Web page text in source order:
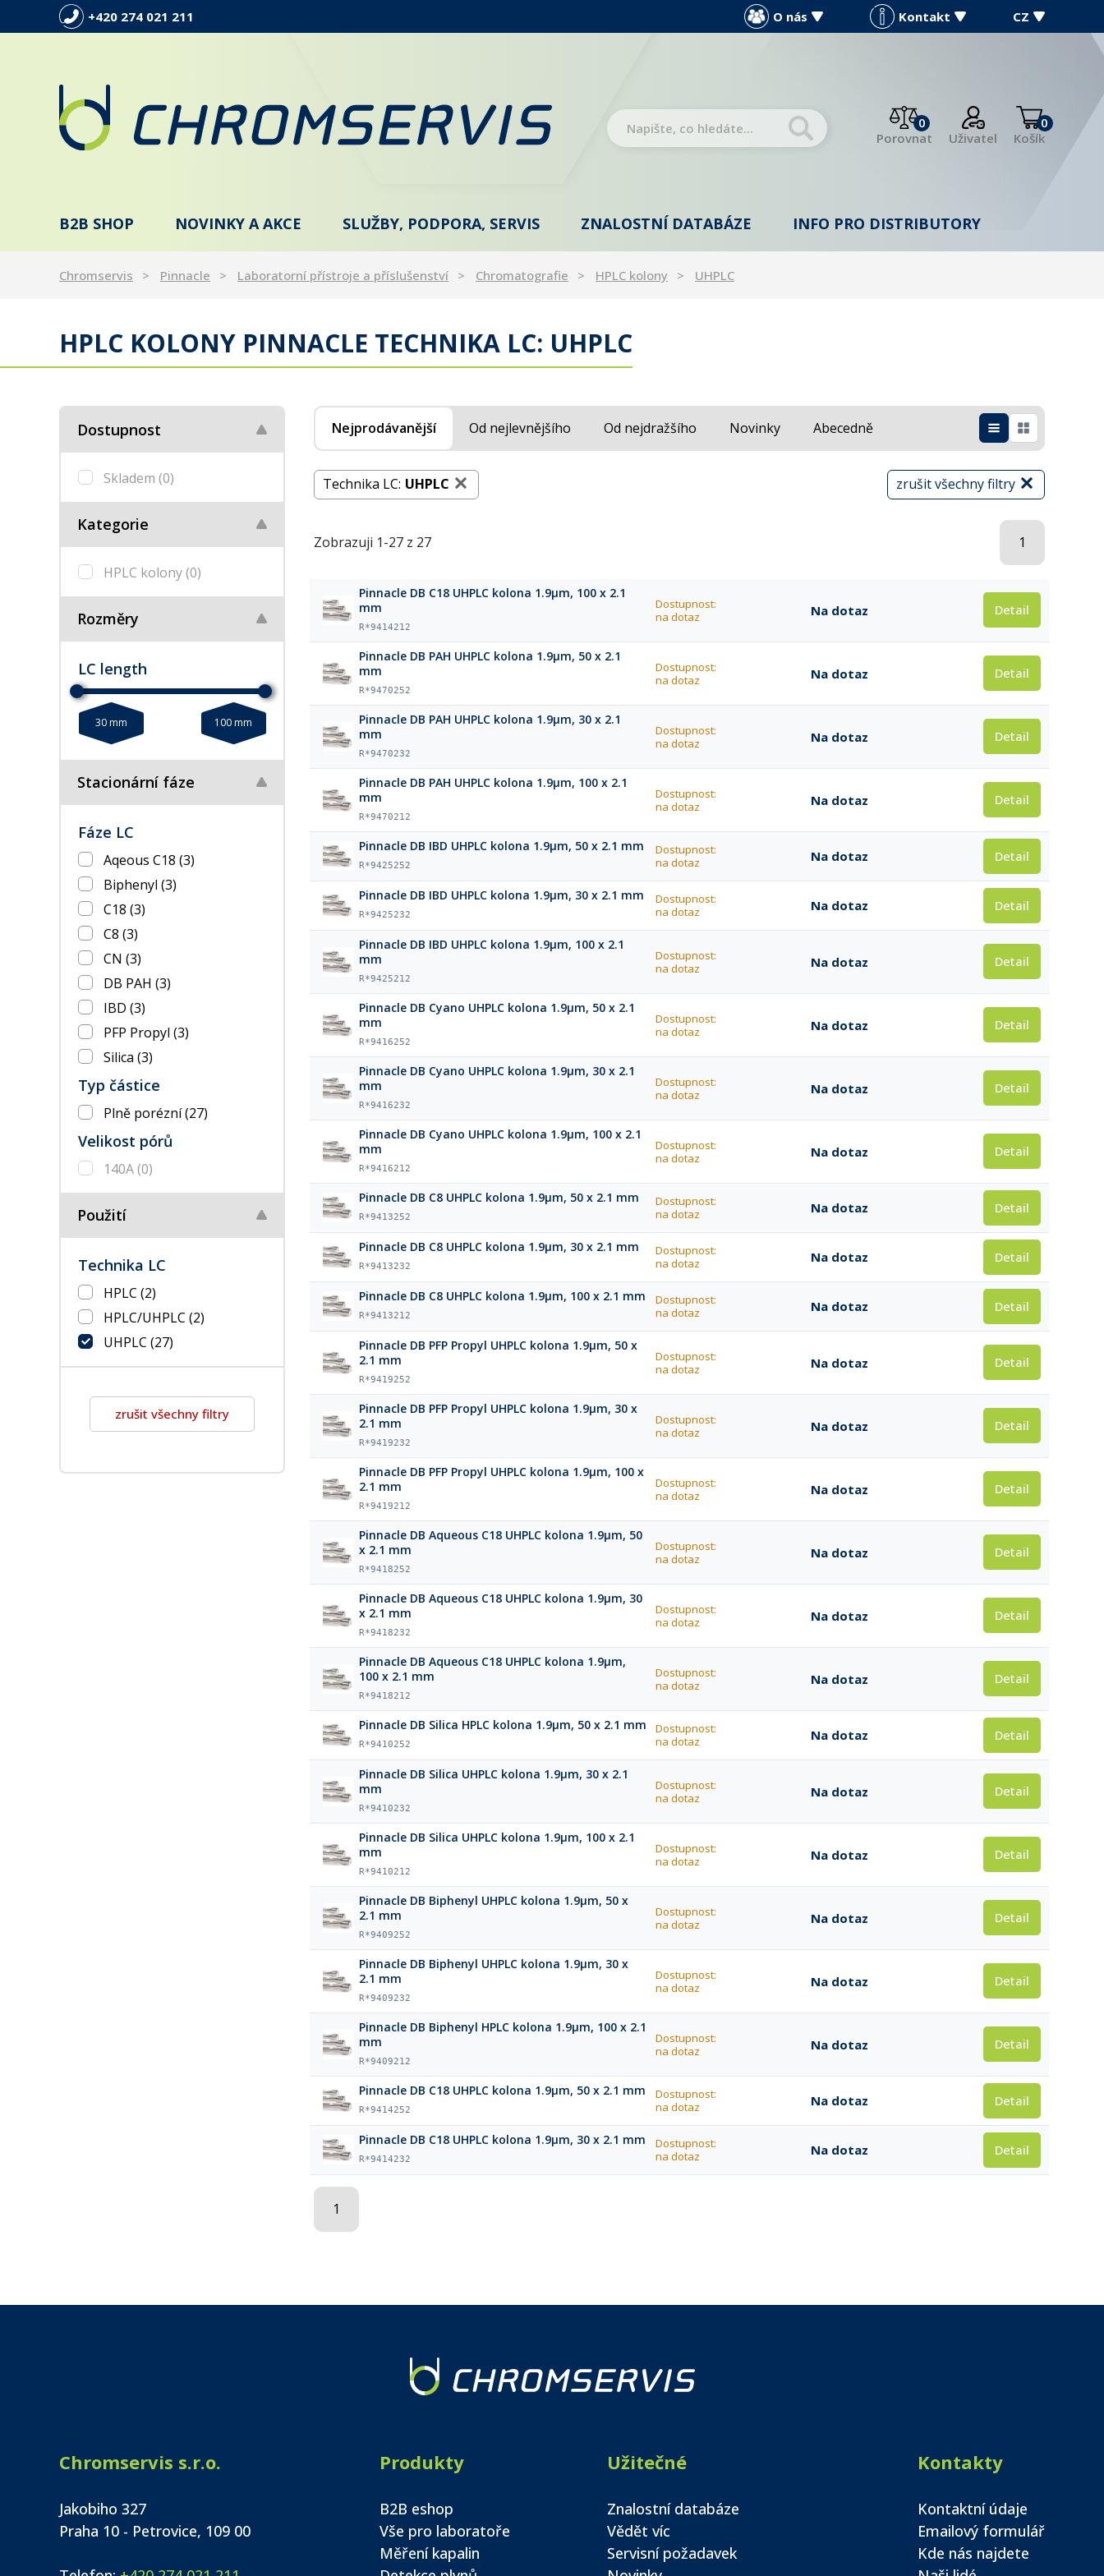
+420 274 021 211 O nás Kontakt CZ
0
Porovnat
Uživatel
0
Košík
B2B SHOP NOVINKY A AKCE SLUŽBY, PODPORA, SERVIS ZNALOSTNÍ DATABÁZE INFO PRO DISTRIBUTORY
Chromservis Pinnacle Laboratorní přístroje a příslušenství Chromatografie HPLC kolony UHPLC
HPLC KOLONY PINNACLE TECHNIKA LC: UHPLC
Dostupnost
Skladem (0)
Kategorie
HPLC kolony(0)
Rozměry
LC length
30 mm 100 mm
Stacionární fáze
Fáze LC
Aqeous C18 (3)
Biphenyl (3)
C18 (3)
C8 (3)
CN (3)
DB PAH (3)
IBD (3)
PFP Propyl (3)
Silica (3)
Typ částice
Plně porézní(27)
Velikost pórů
140A(0)
Použití
Technika LC
HPLC (2)
HPLC/UHPLC (2)
UHPLC (27)
zrušit všechny filtry
Nejprodávanější Od nejlevnějšího Od nejdražšího Novinky Abecedně
zrušit všechny filtry
Technika LC: UHPLC
Zobrazuji 1-27 z 27 1
Pinnacle DB C18 UHPLC kolona 1.9µm, 100 x 2.1
mm
R*9414212
Dostupnost:
na dotaz
Na dotaz Detail
Pinnacle DB PAH UHPLC kolona 1.9µm, 50 x 2.1
mm
R*9470252
Dostupnost:
na dotaz
Na dotaz Detail
Pinnacle DB PAH UHPLC kolona 1.9µm, 30 x 2.1
mm
R*9470232
Dostupnost:
na dotaz
Na dotaz Detail
Pinnacle DB PAH UHPLC kolona 1.9µm, 100 x 2.1
mm
R*9470212
Dostupnost:
na dotaz
Na dotaz Detail
Pinnacle DB IBD UHPLC kolona 1.9µm, 50 x 2.1 mm
R*9425252
Dostupnost:
na dotaz
Na dotaz Detail
Pinnacle DB IBD UHPLC kolona 1.9µm, 30 x 2.1 mm
R*9425232
Dostupnost:
na dotaz
Na dotaz Detail
Pinnacle DB IBD UHPLC kolona 1.9µm, 100 x 2.1
mm
R*9425212
Dostupnost:
na dotaz
Na dotaz Detail
Pinnacle DB Cyano UHPLC kolona 1.9µm, 50 x 2.1
mm
R*9416252
Dostupnost:
na dotaz
Na dotaz Detail
Pinnacle DB Cyano UHPLC kolona 1.9µm, 30 x 2.1
mm
R*9416232
Dostupnost:
na dotaz
Na dotaz Detail
Pinnacle DB Cyano UHPLC kolona 1.9µm, 100 x 2.1
mm
R*9416212
Dostupnost:
na dotaz
Na dotaz Detail
Pinnacle DB C8 UHPLC kolona 1.9µm, 50 x 2.1 mm
R*9413252
Dostupnost:
na dotaz
Na dotaz Detail
Pinnacle DB C8 UHPLC kolona 1.9µm, 30 x 2.1 mm
R*9413232
Dostupnost:
na dotaz
Na dotaz Detail
Pinnacle DB C8 UHPLC kolona 1.9µm, 100 x 2.1 mm
R*9413212
Dostupnost:
na dotaz
Na dotaz Detail
Pinnacle DB PFP Propyl UHPLC kolona 1.9µm, 50 x
2.1 mm
R*9419252
Dostupnost:
na dotaz
Na dotaz Detail
Pinnacle DB PFP Propyl UHPLC kolona 1.9µm, 30 x
2.1 mm
R*9419232
Dostupnost:
na dotaz
Na dotaz Detail
Pinnacle DB PFP Propyl UHPLC kolona 1.9µm, 100 x
2.1 mm
R*9419212
Dostupnost:
na dotaz
Na dotaz Detail
Pinnacle DB Aqueous C18 UHPLC kolona 1.9µm, 50
x 2.1 mm
R*9418252
Dostupnost:
na dotaz
Na dotaz Detail
Pinnacle DB Aqueous C18 UHPLC kolona 1.9µm, 30
x 2.1 mm
R*9418232
Dostupnost:
na dotaz
Na dotaz Detail
Pinnacle DB Aqueous C18 UHPLC kolona 1.9µm,
100 x 2.1 mm
R*9418212
Dostupnost:
na dotaz
Na dotaz Detail
Pinnacle DB Silica HPLC kolona 1.9µm, 50 x 2.1 mm
R*9410252
Dostupnost:
na dotaz
Na dotaz Detail
Pinnacle DB Silica UHPLC kolona 1.9µm, 30 x 2.1
mm
R*9410232
Dostupnost:
na dotaz
Na dotaz Detail
Pinnacle DB Silica UHPLC kolona 1.9µm, 100 x 2.1
mm
R*9410212
Dostupnost:
na dotaz
Na dotaz Detail
Pinnacle DB Biphenyl UHPLC kolona 1.9µm, 50 x
2.1 mm
R*9409252
Dostupnost:
na dotaz
Na dotaz Detail
Pinnacle DB Biphenyl UHPLC kolona 1.9µm, 30 x
2.1 mm
R*9409232
Dostupnost:
na dotaz
Na dotaz Detail
Pinnacle DB Biphenyl HPLC kolona 1.9µm, 100 x 2.1
mm
R*9409212
Dostupnost:
na dotaz
Na dotaz Detail
Pinnacle DB C18 UHPLC kolona 1.9µm, 50 x 2.1 mm
R*9414252
Dostupnost:
na dotaz
Na dotaz Detail
Pinnacle DB C18 UHPLC kolona 1.9µm, 30 x 2.1 mm
R*9414232
Dostupnost:
na dotaz
Na dotaz Detail
1
Chromservis s.r.o.
Jakobiho 327
Praha 10 - Petrovice, 109 00
Produkty
B2B eshop
Vše pro laboratoře
Měření kapalin
Užitečné
Znalostní databáze
Vědět víc
Servisní požadavek
Kontakty
Kontaktní údaje
Emailový formulář
Kde nás najdete